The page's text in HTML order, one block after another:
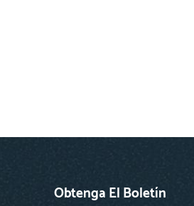
Obtenga El Boletín